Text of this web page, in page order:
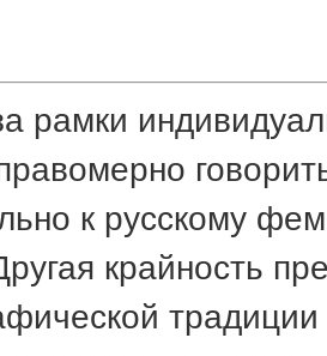
рамки
к русскому
крайность